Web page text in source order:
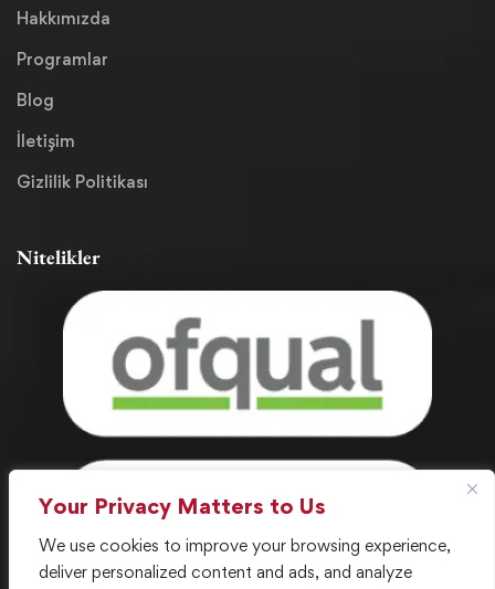
Your Privacy Matters to Us
We use cookies to improve your browsing experience,
deliver personalized content and ads, and analyze
Hakkımızda
Programlar
Blog
İletişim
Gizlilik Politikası
Nitelikler